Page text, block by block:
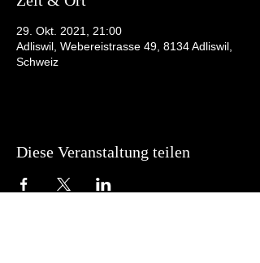
29. Okt. 2021, 21:00
Adliswil, Webereistrasse 49, 8134 Adliswil,
Schweiz
Diese Veranstaltung teilen